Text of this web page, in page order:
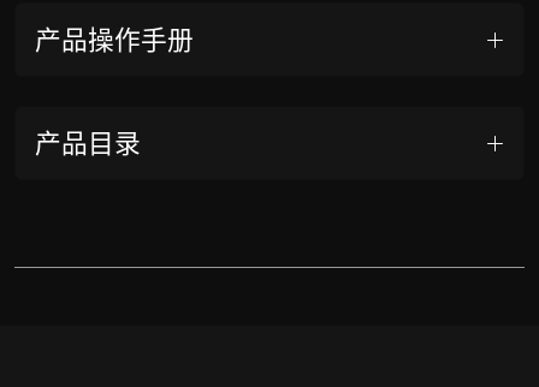
产品操作手册
产品目录